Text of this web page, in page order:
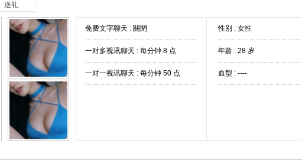
送礼
免费文字聊天 : 關閉
一对多视讯聊天 : 每分钟 8 点
一对一视讯聊天 : 每分钟 50 点
性别 : 女性
年龄 : 28 岁
血型 : ----